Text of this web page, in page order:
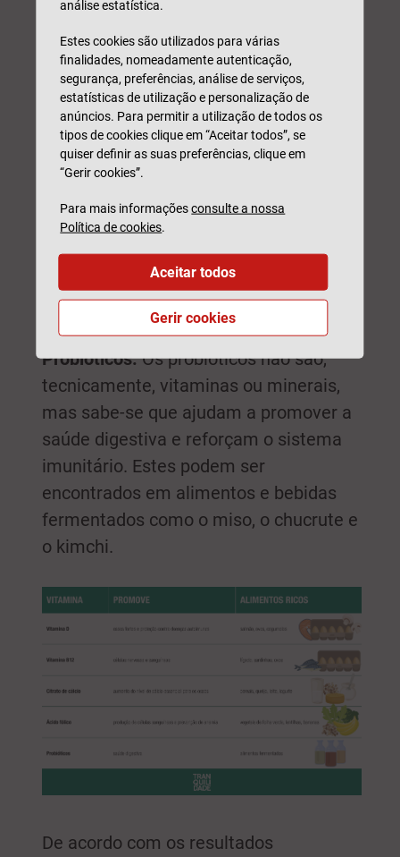
capacidade de absorver cálcio diminui
nesta fase da vida. Os alimentos ricos
em cálcio incluem cereais enriquecidos,
queijo, leite e iogurte.
Ácido fólico:Sendo essencial para a
produção de glóbulos vermelhos, uma
deficiência desta vitamina do complexo
B pode causar anemia e fazê-lo sentir-
se fraco. O ácido fólico existe em
vegetais de folha verde, lentilhas e
bananas.
Probióticos:Os probióticos não são,
tecnicamente, vitaminas ou minerais,
mas sabe-se que ajudam a promover a
saúde digestiva e reforçam o sistema
imunitário. Estes podem ser
encontrados em alimentos e bebidas
fermentados como o miso, o chucrute e
o kimchi.
De acordo com os resultados
análise estatística.
Estes cookies são utilizados para várias
finalidades, nomeadamente autenticação,
segurança, preferências, análise de serviços,
estatísticas de utilização e personalização de
anúncios. Para permitir a utilização de todos os
tipos de cookies clique em “Aceitar todos”, se
quiser definir as suas preferências, clique em
“Gerir cookies”.
Para mais informaçõesconsulte a nossa
Política de cookies.
Gerir cookies
Aceitar todos